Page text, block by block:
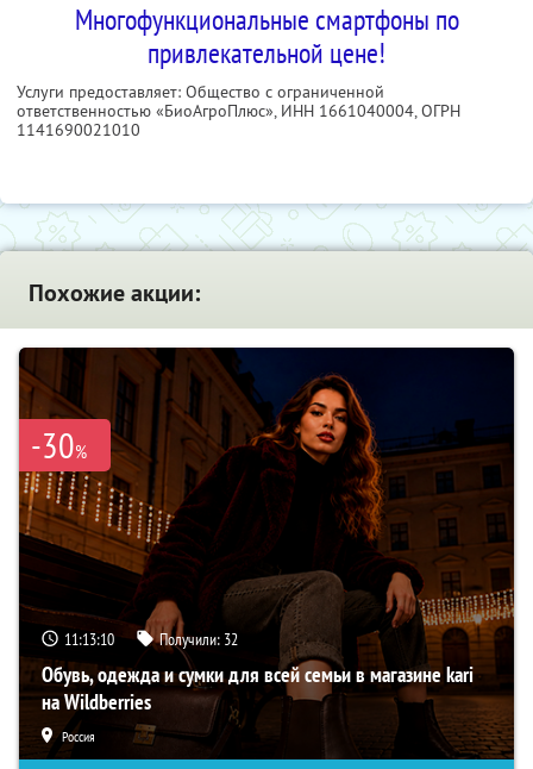
Многофункциональные смартфоны по
привлекательной цене!
Услуги предоставляет: Общество с ограниченной
ответственностью «БиоАгроПлюс», ИНН 1661040004, ОГРН
1141690021010
Похожие акции:
-30%
11:13:09 Получили: 32
Обувь, одежда и сумки для всей семьи в магазине kari
на Wildberries
Россия